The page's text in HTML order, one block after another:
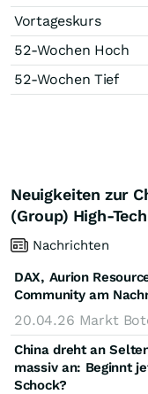
Vortageskurs
52-Wochen Hoch
52-Wochen Tief
Neuigkeiten zur
(Group) High-
Nachrichten
DAX, Aurion
Community am
20.04.26 Markt
China dreht an
massiv an: Beginnt
Schock?